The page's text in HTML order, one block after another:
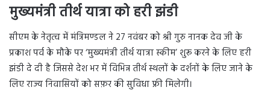
मुख्यमंत्री तीर्थ यात्रा को हरी झंडी
सीएम के नेतृत्व में मंत्रिमण्डल ने 27 नवंबर को श्री गुरु नानक देव जी के
प्रकाश पर्व के मौके पर ‘मुख्यमंत्री तीर्थ यात्रा स्कीम’ शुरू करने के लिए हरी
झंडी दे दी है जिससे देश भर में विभिन्न तीर्थ स्थलों के दर्शनों के लिए जाने के
लिए राज्य निवासियों को सफ़र की सुविधा फ्री मिलेगी।